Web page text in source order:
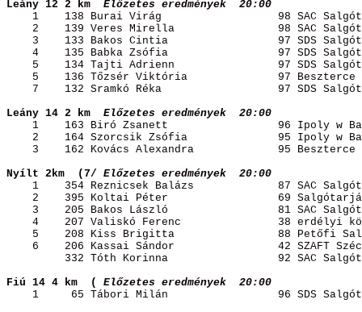
Leány 12 2 km Előzetes eredmények
20:00
1
138 Burai Virág 98 SAC
2
139 Veres Mirella 98 SAC
3
133 Bakos Cintia 97 SDS
4
135 Babka Zsófia 97 SDS
5
134 Tajti Adrienn 97 SDS
5
136 Tőzsér Viktória 97 Beszterce
7
132 Sramkó Réka 97 SDS
Leány 14 2 km Előzetes eredmények
20:00
1
163 Biró Zsanett 96 Ipoly w
2
164 Szorcsik Zsófia 95 Ipoly w
3
162 Kovács Alexandra 95 Beszterce
Nyílt 2km ( 7/ Előzetes eredmények
20:00
1
354 Reznicsek Balázs 87 SAC
2
395 Koltai Péter 69
3
205 Bakos László 81 SAC
4
207 Valiskó Ferenc 38 erdélyi kö
5
208 Kiss Brigitta 88 Petőfi
6
206 Kassai Sándor 42 SZAFT
332 Tóth Korinna 92 SAC
Fiú 14 4 km
( Előzetes eredmények
20:00
1
65 Tábori Milán 96 SDS